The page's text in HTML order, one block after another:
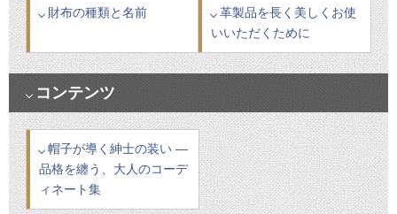
財布の種類と名前
革製品を長く美しくお使
いいただくために
コンテンツ
帽子が導く紳士の装い ―
品格を纏う、大人のコーデ
ィネート集